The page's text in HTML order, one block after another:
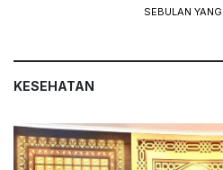
SEBULAN
KESEHATAN